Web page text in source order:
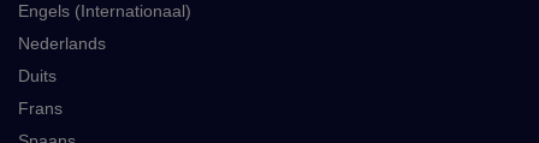
Engels (Internationaal)
Nederlands
Duits
Frans